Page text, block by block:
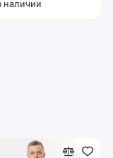
наличии